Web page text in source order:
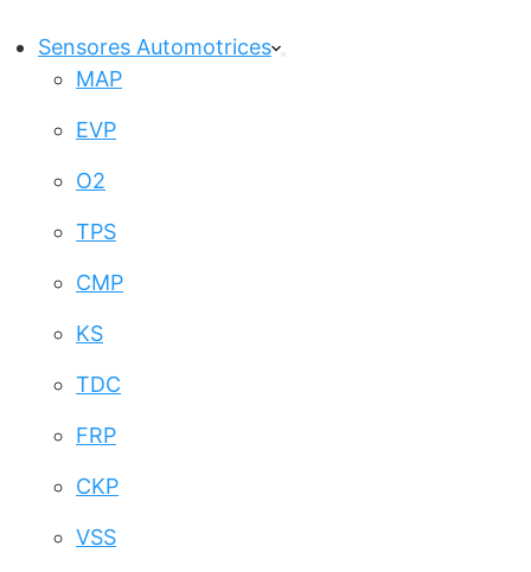
Sensores Automotrices
MAP
EVP
O2
TPS
CMP
KS
TDC
FRP
CKP
VSS